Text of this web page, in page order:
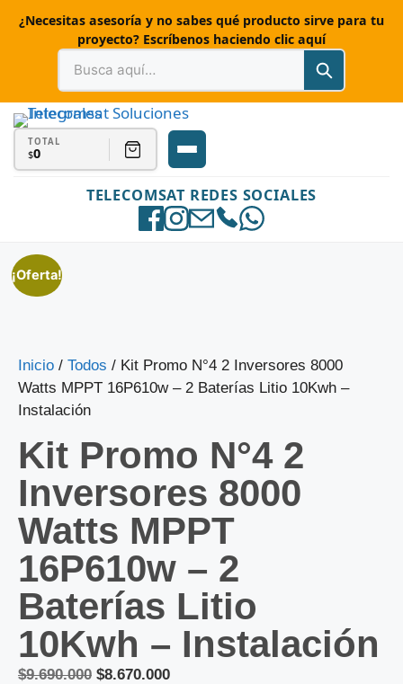
¿Necesitas asesoría y no sabes qué producto sirve para tu
proyecto? Escríbenos haciendo clic aquí
TELECOMSAT REDES SOCIALES
TOTAL
$0
¡Oferta!
Inicio / Todos / Kit Promo N°4 2 Inversores 8000
Watts MPPT 16P610w – 2 Baterías Litio 10Kwh –
Instalación
Kit Promo N°4 2
Inversores 8000
Watts MPPT
16P610w – 2
Baterías Litio
10Kwh – Instalación
$9.690.000 $8.670.000